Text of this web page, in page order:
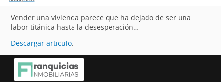
Vender una vivienda parece que ha dejado de ser una
labor titánica hasta la desesperación…
Descargar artículo.